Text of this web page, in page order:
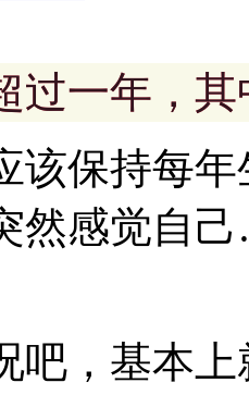
过一年，
该保持每
然感觉自
吧，基本